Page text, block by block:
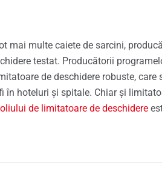
mai multe caiete de sarcini,
testat. Producătorii
de deschidere robuste,
hoteluri și spitale. Chiar și
de limitatoare de deschidere